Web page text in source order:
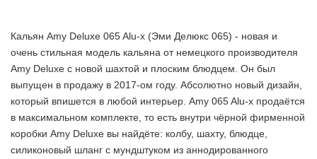
Кальян Amy Deluxe 065 Alu-x (Эми Делюкс 065) - новая и
очень стильная модель кальяна от немецкого производителя
Amy Deluxe с новой шахтой и плоским блюдцем. Он был
выпущен в продажу в 2017-ом году. Абсолютно новый дизайн,
который впишется в любой интерьер. Amy 065 Alu-x продаётся
в максимальном комплекте, то есть внутри чёрной фирменной
коробки Amy Deluxe вы найдёте: колбу, шахту, блюдце,
силиконовый шланг с мундштуком из аннодированного